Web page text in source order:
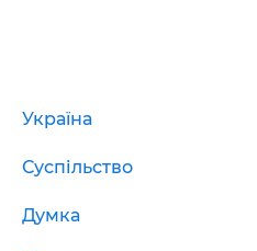
Україна
Суспільство
Думка